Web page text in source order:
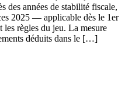
des années de stabilité fiscale,
2025 — applicable dès le 1er
règles du jeu. La mesure
déduits dans le […]